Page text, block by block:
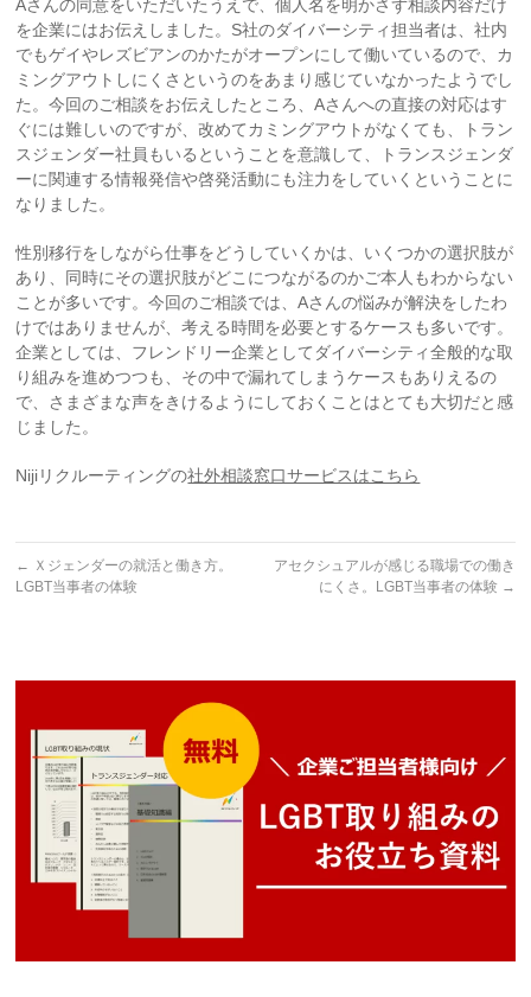
Aさんの同意をいただいたうえで、個人名を明かさず相談内容だけ
を企業にはお伝えしました。S社のダイバーシティ担当者は、社内
でもゲイやレズビアンのかたがオープンにして働いているので、カ
ミングアウトしにくさというのをあまり感じていなかったようでし
た。今回のご相談をお伝えしたところ、Aさんへの直接の対応はす
ぐには難しいのですが、改めてカミングアウトがなくても、トラン
スジェンダー社員もいるということを意識して、トランスジェンダ
ーに関連する情報発信や啓発活動にも注力をしていくということに
なりました。
性別移行をしながら仕事をどうしていくかは、いくつかの選択肢が
あり、同時にその選択肢がどこにつながるのかご本人もわからない
ことが多いです。今回のご相談では、Aさんの悩みが解決をしたわ
けではありませんが、考える時間を必要とするケースも多いです。
企業としては、フレンドリー企業としてダイバーシティ全般的な取
り組みを進めつつも、その中で漏れてしまうケースもありえるの
で、さまざまな声をきけるようにしておくことはとても大切だと感
じました。
Nijiリクルーティングの社外相談窓口サービスはこちら
← Ｘジェンダーの就活と働き方。
LGBT当事者の体験
アセクシュアルが感じる職場での働き
にくさ。LGBT当事者の体験 →